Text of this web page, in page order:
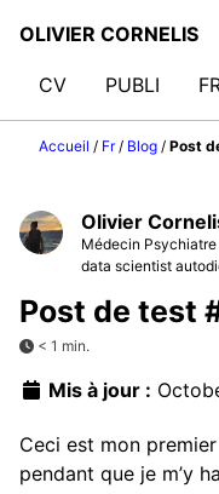
OLIVIER CORNELIS
CV PUBLI
Accueil / Fr/ Blog / Post
Olivier
Médecin
data scientist
Post de test
< 1 min.
Mis à jour :
Ceci est mon
pendant que je m’y